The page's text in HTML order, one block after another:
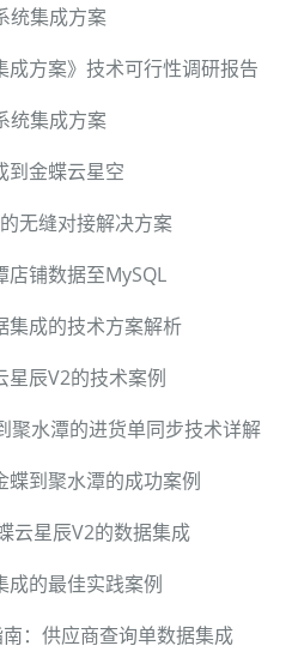
统集成方案
成方案》技术可行性调研报告
统集成方案
到金蝶云星空
无缝对接解决方案
铺数据至MySQL
集成的技术方案解析
星辰V2的技术案例
聚水潭的进货单同步技术详解
蝶到聚水潭的成功案例
云星辰V2的数据集成
成的最佳实践案例
：供应商查询单数据集成